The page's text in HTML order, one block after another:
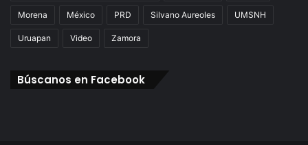
Morena México PRD Silvano Aureoles UMSNH
Uruapan Video Zamora
Búscanos en Facebook